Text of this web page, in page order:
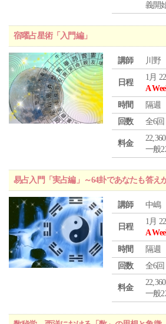
義開
宿曜占星術「入門編」
講師 川野
日程
1月
A
時間
隔週
回数
全6回
料金
一般
易占入門「実占編」～64卦であなたも答え
講師 中嶋
日程
1月
A
時間
隔週
回数
全6回
料金
一般